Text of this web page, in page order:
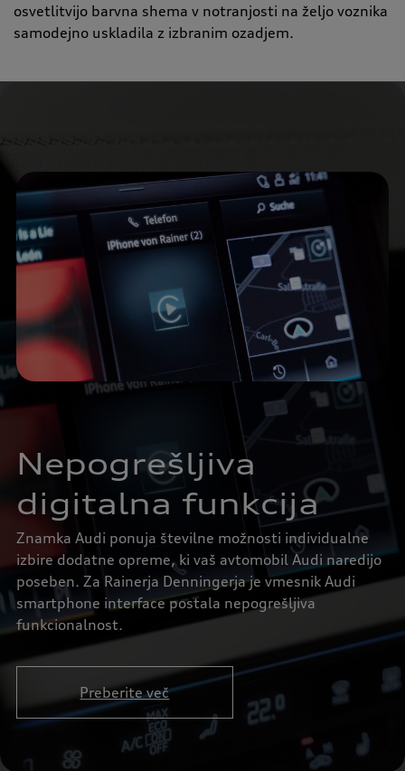
osvetlitvijo barvna shema v notranjosti na željo voznika
samodejno uskladila z izbranim ozadjem.
Nepogrešljiva
digitalna funkcija
Znamka Audi ponuja številne možnosti individualne
izbire dodatne opreme, ki vaš avtomobil Audi naredijo
poseben. Za Rainerja Denningerja je vmesnik Audi
smartphone interface postala nepogrešljiva
funkcionalnost.
Preberite več